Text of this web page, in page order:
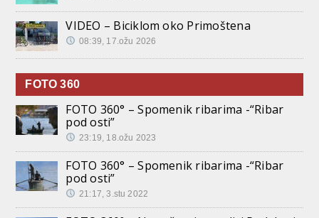
VIDEO – Biciklom oko Primoštena
08:39, 17.ožu 2026
FOTO 360
FOTO 360° – Spomenik ribarima -“Ribar
pod osti”
23:19, 18.ožu 2023
FOTO 360° – Spomenik ribarima -“Ribar
pod osti”
21:17, 3.stu 2022